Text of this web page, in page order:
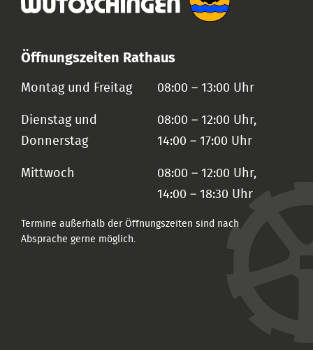
Öffnungszeiten Rathaus
Montag und Freitag 08:00 – 13:00 Uhr
Dienstag und
Donnerstag
08:00 – 12:00 Uhr,
14:00 – 17:00 Uhr
Mittwoch
08:00 – 12:00 Uhr,
14:00 – 18:30 Uhr
Termine außerhalb der Öffnungszeiten sind nach
Absprache gerne möglich.